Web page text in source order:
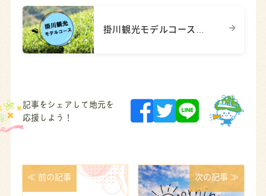
記事をシェアして地元を
応援しよう！
≪ 前の記事 次の記事 ≫